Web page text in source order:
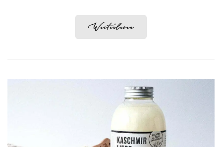
Weiterlesen